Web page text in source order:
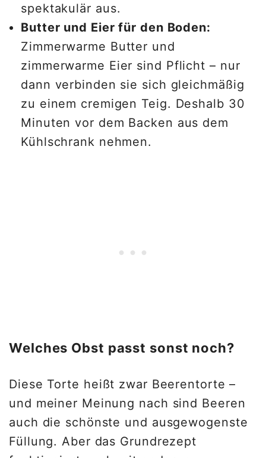
spektakulär aus.
Butter und Eier für den Boden:
Zimmerwarme Butter und
zimmerwarme Eier sind Pflicht – nur
dann verbinden sie sich gleichmäßig
zu einem cremigen Teig. Deshalb 30
Minuten vor dem Backen aus dem
Kühlschrank nehmen.
Welches Obst passt sonst noch?
Diese Torte heißt zwar Beerentorte –
und meiner Meinung nach sind Beeren
auch die schönste und ausgewogenste
Füllung. Aber das Grundrezept